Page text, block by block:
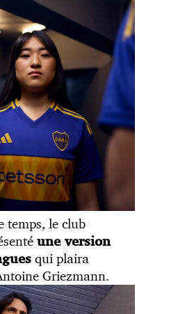
temps, le club
une version
qui plaira
Griezmann.